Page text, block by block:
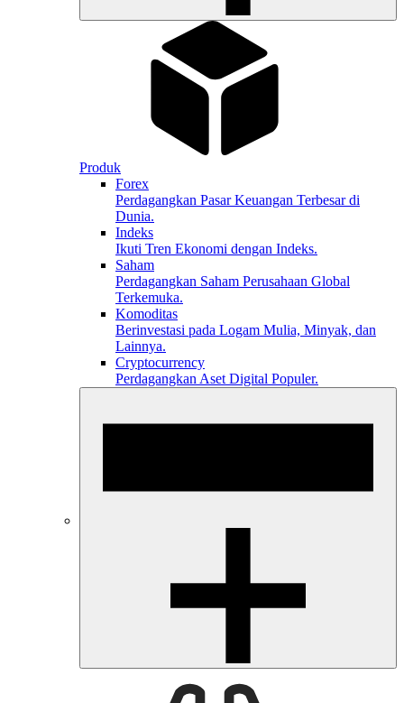
Produk
Forex
Perdagangkan Pasar Keuangan Terbesar di
Dunia.
Indeks
Ikuti Tren Ekonomi dengan Indeks.
Saham
Perdagangkan Saham Perusahaan Global
Terkemuka.
Komoditas
Berinvestasi pada Logam Mulia, Minyak, dan
Lainnya.
Cryptocurrency
Perdagangkan Aset Digital Populer.